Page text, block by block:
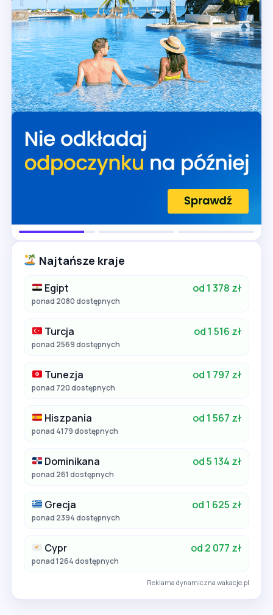
Najtańsze kraje
Egipt od 1 378 zł
ponad 2080 dostępnych
Turcja od 1 516 zł
ponad 2569 dostępnych
Tunezja od 1 797 zł
ponad 720 dostępnych
Hiszpania od 1 567 zł
ponad 4179 dostępnych
Dominikana od 5 134 zł
ponad 261 dostępnych
Grecja od 1 625 zł
ponad 2394 dostępnych
Cypr od 2 077 zł
ponad 1264 dostępnych
Reklama dynamiczna wakacje.pl